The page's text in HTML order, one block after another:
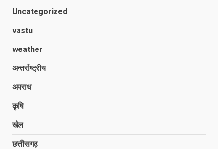
Uncategorized
vastu
weather
अन्तर्राष्ट्रीय
अपराध
कृषि
खेल
छत्तीसगढ़